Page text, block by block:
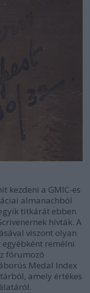
kezdeni a GMIC-es
almanachból
titkárát ebben
hívták. A
viszont olyan
remélni
fórumozó
Medal Index
amely értékes